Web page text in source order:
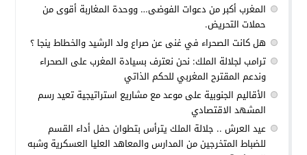
المغرب أكبر من دعوات الفوضى… ووحدة المغاربة أقوى من
حملات التحريض.
هل كانت الصحراء في غنى عن صراع ولد الرشيد والخطاط ينجا ؟
ترامب لجلالة الملك: نحن نعترف بسيادة المغرب على الصحراء
وندعم المقترح المغربي للحكم الذاتي
الأقاليم الجنوبية على موعد مع مشاريع استراتيجية تعيد رسم
المشهد الاقتصادي
عيد العرش .. جلالة الملك يترأس بتطوان حفل أداء القسم
للضباط المتخرجين من المدارس والمعاهد العليا العسكرية وشبه